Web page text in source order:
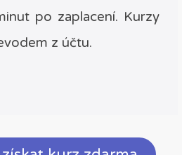
po zaplacení. Kurzy
z účtu.